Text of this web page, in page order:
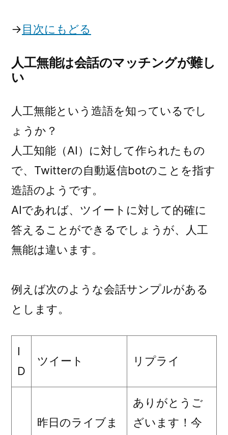
→目次にもどる
人工無能は会話のマッチングが難し
い
人工無能という造語を知っているでし
ょうか？
人工知能（AI）に対して作られたもの
で、Twitterの自動返信botのことを指す
造語のようです。
AIであれば、ツイートに対して的確に
答えることができるでしょうが、人工
無能は違います。
例えば次のような会話サンプルがある
とします。
I
D
ツイート リプライ
昨日のライブま
ありがとうご
ざいます！今